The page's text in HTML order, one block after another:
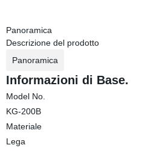
Panoramica
Descrizione del prodotto
Panoramica
Informazioni di Base.
Model No.
KG-200B
Materiale
Lega